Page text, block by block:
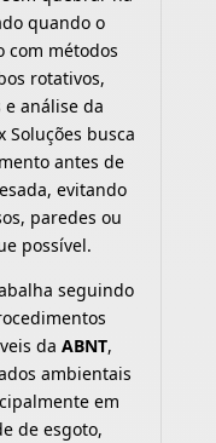
quando o
com métodos
rotativos,
análise da
Soluções busca
antes de
evitando
paredes ou
possível.
seguindo
daABNT,
ambientais
em
de esgoto,